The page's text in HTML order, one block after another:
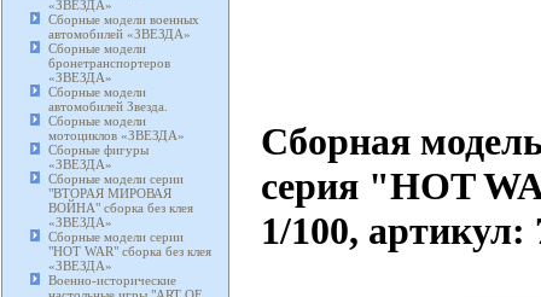
«ЗВЕЗДА»
Сборные модели военных
автомобилей «ЗВЕЗДА»
Сборные модели
бронетранспортеров
«ЗВЕЗДА»
Сборные модели
автомобилей Звезда.
Сборные модели
мотоциклов «ЗВЕЗДА»
Сборные фигуры
«ЗВЕЗДА»
Сборные модели серии
"ВТОРАЯ МИРОВАЯ
ВОЙНА" сборка без клея
«ЗВЕЗДА»
Сборные модели серии
"HOT WAR" сборка без клея
«ЗВЕЗДА»
Военно-исторические
Сборная
серия "HOT
1/100, артикул: